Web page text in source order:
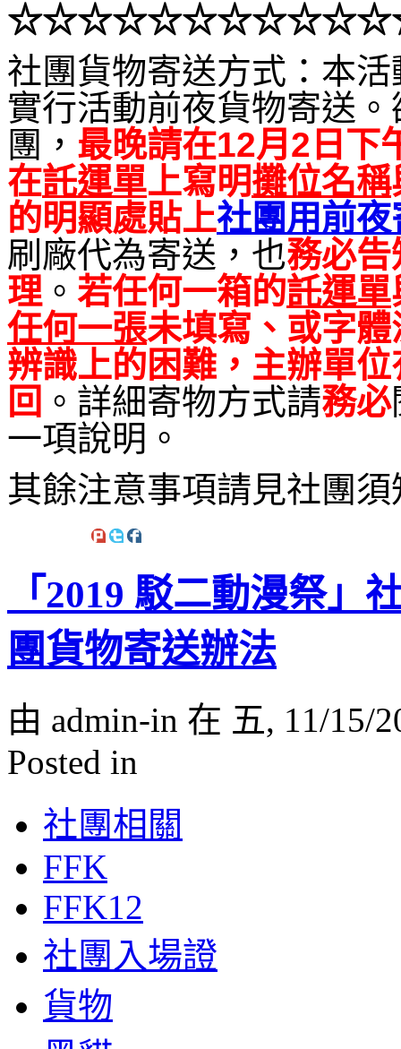
☆☆☆☆☆☆☆☆☆
社團貨物寄送方式：本
實行活動前夜貨物寄送
團， 最晚請在12月2日下
在託運單上寫明攤位名稱
的明顯處貼上社團用前
刷廠代為寄送，也務必
理。 若任何一箱的託運單
任何一張未填寫、或字
辨識上的困難，主辦單
回 。詳細寄物方式請務必
一項說明。
其餘注意事項請見社團
「2019 駁二動漫祭」
團貨物寄送辦法
由 admin-in 在 五, 11/15/
Posted in
社團相關
FFK
FFK12
社團入場證
貨物